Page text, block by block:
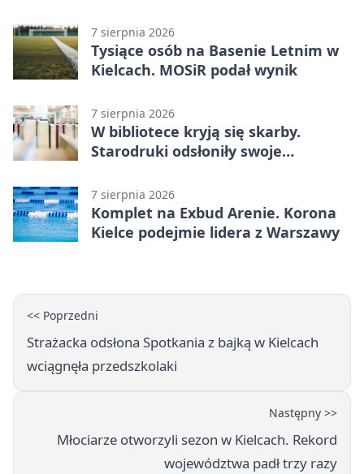
7 sierpnia 2026
Tysiące osób na Basenie Letnim w
Kielcach. MOSiR podał wynik
7 sierpnia 2026
W bibliotece kryją się skarby.
Starodruki odsłoniły swoje
7 sierpnia 2026
Komplet na Exbud Arenie. Korona
Kielce podejmie lidera z Warszawy
<< Poprzedni
Strażacka odsłona Spotkania z bajką w Kielcach
wciągnęła przedszkolaki
Następny >>
Młociarze otworzyli sezon w Kielcach. Rekord
województwa padł trzy razy